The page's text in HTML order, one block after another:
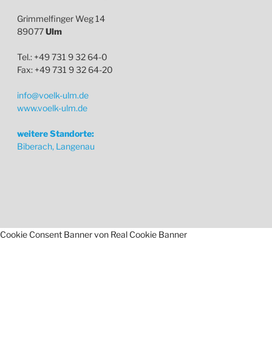
Grimmelfinger Weg 14
89077Ulm
Tel.: +49 731 9 32 64-0
Fax: +49 731 9 32 64-20
info@voelk-ulm.de
www.voelk-ulm.de
weitere Standorte:
Biberach, Langenau
Cookie Consent Banner von Real Cookie Banner